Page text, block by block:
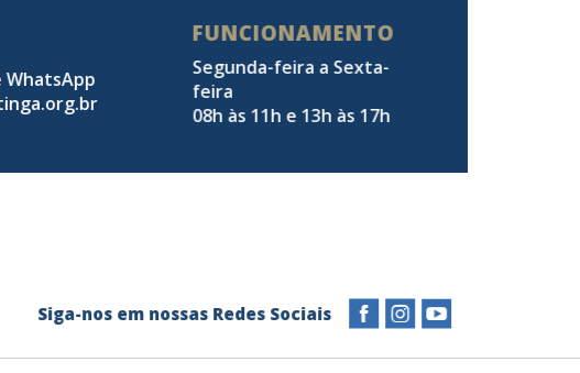
WhatsApp
FUNCIONAMENTO
Segunda-feira a Sexta-
feira
08h às 11h e 13h às 17h
Siga-nos em nossas Redes Sociais